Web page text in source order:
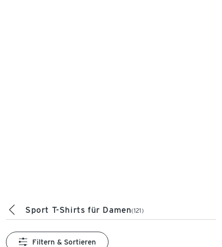
Sport T-Shirts für Damen(121)
Filtern & Sortieren